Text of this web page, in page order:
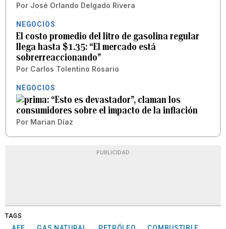
Por José Orlando Delgado Rivera
NEGOCIOS
El costo promedio del litro de gasolina regular
llega hasta $1.35: “El mercado está
sobrerreaccionando”
Por Carlos Tolentino Rosario
NEGOCIOS
“Esto es devastador”, claman los
consumidores sobre el impacto de la inflación
Por Marian Díaz
PUBLICIDAD
TAGS